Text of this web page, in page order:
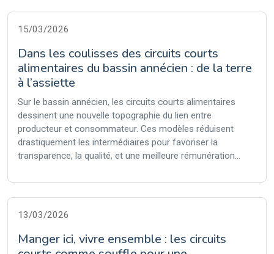
15/03/2026
Dans les coulisses des circuits courts
alimentaires du bassin annécien : de la terre
à l’assiette
Sur le bassin annécien, les circuits courts alimentaires
dessinent une nouvelle topographie du lien entre
producteur et consommateur. Ces modèles réduisent
drastiquement les intermédiaires pour favoriser la
transparence, la qualité, et une meilleure rémunération...
13/03/2026
Manger ici, vivre ensemble : les circuits